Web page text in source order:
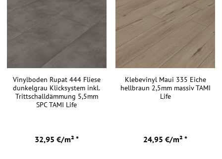
sicherem
Weg
Vinylboden Rupat 444 Fliese
dunkelgrau Klicksystem inkl.
Trittschalldämmung 5,5mm
SPC TAMI Life
32,95 €/m² *
Klebevinyl Maui 335 Eiche
hellbraun 2,5mm massiv TAMI
Life
24,95 €/m² *